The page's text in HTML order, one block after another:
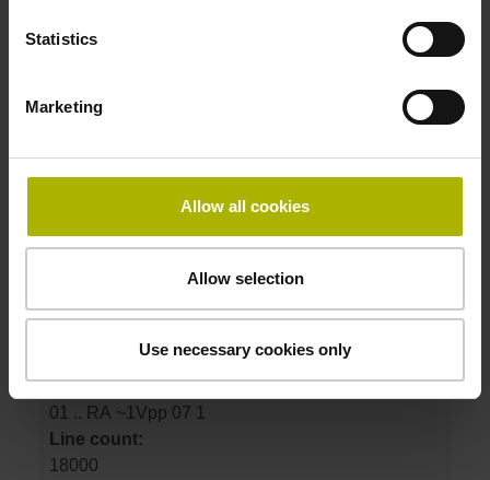
Statistics
Marketing
Allow all cookies
Allow selection
Use necessary cookies only
355884-04
18000
ID number:
RON 786 18000 01 -03 K 3.00 02 29A 54C 64
01 .. RA ~1Vpp 07 1
Line count:
18000